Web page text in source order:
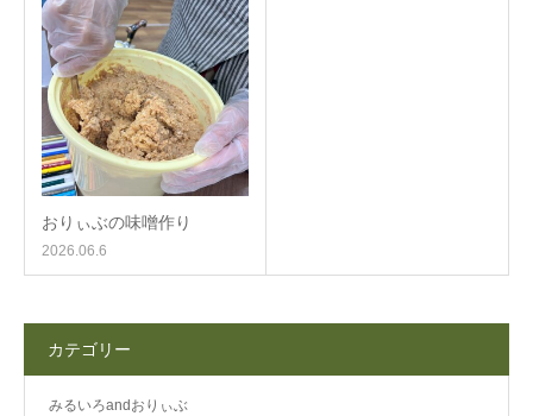
おりぃぶの味噌作り
2026.06.6
カテゴリー
みるいろandおりぃぶ